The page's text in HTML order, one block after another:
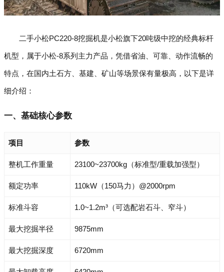
二手小松PC220-8挖掘机是小松旗下20吨级中挖的经典标杆
机型，属于小松-8系列主力产品，凭借省油、可靠、动作流畅的
特点，在国内土石方、基建、矿山等场景保有量极高，以下是详
细介绍：
一、基础核心参数
项目 参数
整机工作重量 23100~23700kg（标准型/重载加强型）
额定功率 110kW（150马力）@2000rpm
标准斗容 1.0~1.2m³（可选配岩石斗、窄斗）
最大挖掘半径 9875mm
最大挖掘深度 6720mm